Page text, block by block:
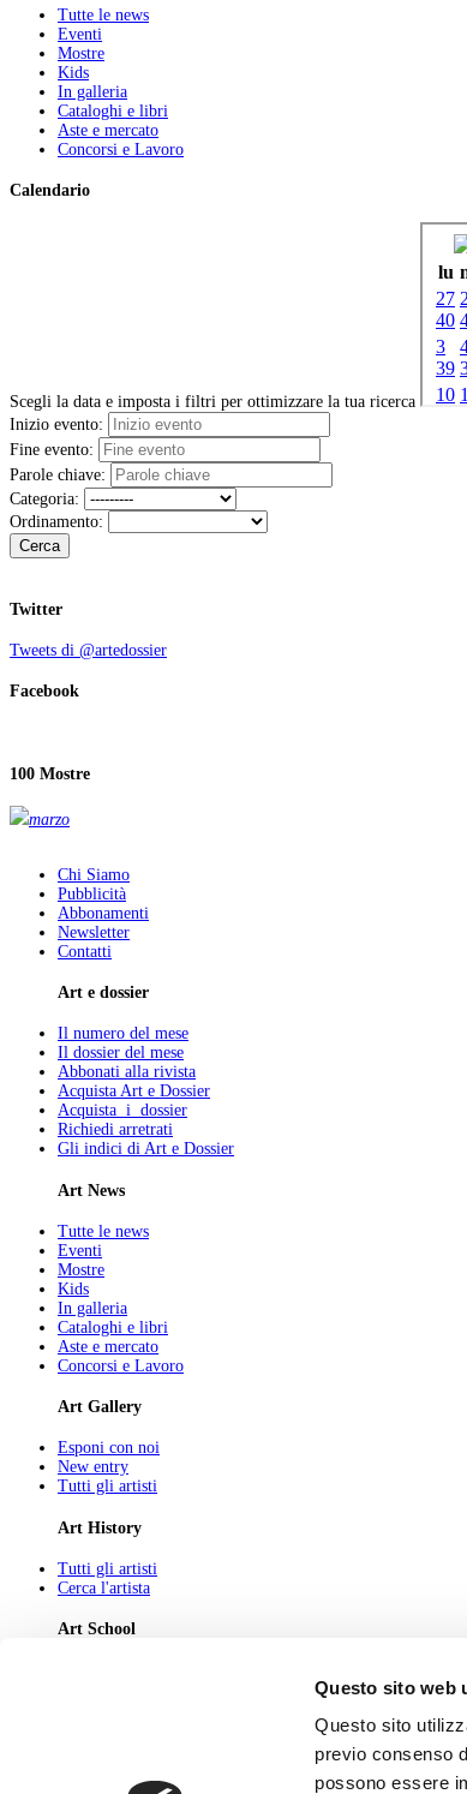
Questo sito web
Questo sito
previo consenso
possono essere
Tutte le news
Eventi
Mostre
Kids
In galleria
Cataloghi e libri
Aste e mercato
Concorsi e Lavoro
Calendario
Scegli la data e imposta i filtri per ottimizzare la tua ricerca
Inizio evento:
Fine evento:
Parole chiave:
Categoria:
Ordinamento:
Cerca
Twitter
Tweets di @artedossier
Facebook
100 Mostre
marzo
Chi Siamo
Pubblicità
Abbonamenti
Newsletter
Contatti
Art e dossier
Il numero del mese
Il dossier del mese
Abbonati alla rivista
Acquista Art e Dossier
Acquista i dossier
Richiedi arretrati
Gli indici di Art e Dossier
Art News
Tutte le news
Eventi
Mostre
Kids
In galleria
Cataloghi e libri
Aste e mercato
Concorsi e Lavoro
Art Gallery
Esponi con noi
New entry
Tutti gli artisti
Art History
Tutti gli artisti
Cerca l'artista
Art School